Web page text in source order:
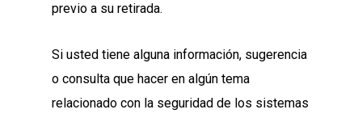
previo a su retirada.
Si usted tiene alguna información, sugerencia
o consulta que hacer en algún tema
relacionado con la seguridad de los sistemas